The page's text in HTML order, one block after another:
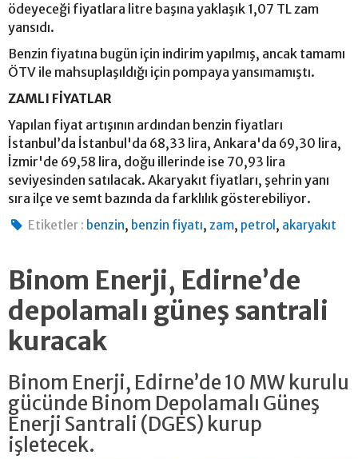
ödeyeceği fiyatlara litre başına yaklaşık 1,07 TL zam
yansıdı.
Benzin fiyatına bugün için indirim yapılmış, ancak tamamı
ÖTV ile mahsuplaşıldığı için pompaya yansımamıştı.
ZAMLI FİYATLAR
Yapılan fiyat artışının ardından benzin fiyatları
İstanbul’da İstanbul'da 68,33 lira, Ankara'da 69,30 lira,
İzmir'de 69,58 lira, doğu illerinde ise 70,93 lira
seviyesinden satılacak. Akaryakıt fiyatları, şehrin yanı
sıra ilçe ve semt bazında da farklılık gösterebiliyor.
Etiketler : benzin, benzin fiyatı,zam, petrol , akaryakıt
Binom Enerji, Edirne’de
depolamalı güneş santrali
kuracak
Binom Enerji, Edirne’de 10 MW kurulu
gücünde Binom Depolamalı Güneş
Enerji Santrali (DGES) kurup
işletecek.